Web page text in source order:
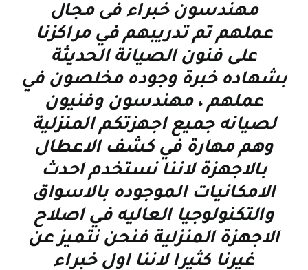
مهندسون خبراء فى مجال
عملهم تم تدريبهم في مراكزنا
على فنون الصيانة الحديثة
بشهاده خبرة وجوده مخلصون في
عملهم ، مهندسون وفنيون
لصيانه جميع اجهزتكم المنزلية
وهم مهارة في كشف الاعطال
بالاجهزة لاننا نستخدم احدث
الامكانيات الموجوده بالاسواق
والتكنولوجيا العاليه في اصلاح
الاجهزة المنزلية فنحن نتميز عن
غيرنا كثيرا لاننا اول خبراء